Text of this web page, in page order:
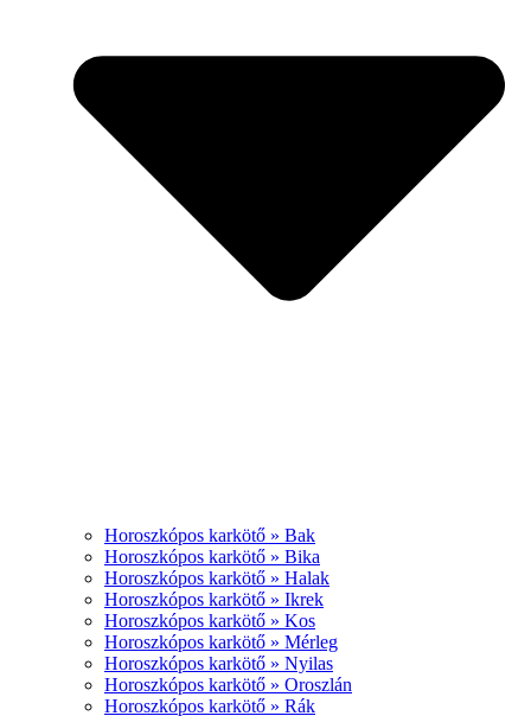
Horoszkópos karkötő » Bak
Horoszkópos karkötő » Bika
Horoszkópos karkötő » Halak
Horoszkópos karkötő » Ikrek
Horoszkópos karkötő » Kos
Horoszkópos karkötő » Mérleg
Horoszkópos karkötő » Nyilas
Horoszkópos karkötő » Oroszlán
Horoszkópos karkötő » Rák